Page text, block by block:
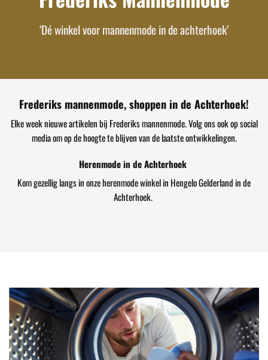
‘Dé winkel voor mannenmode in de achterhoek’
Frederiks mannenmode, shoppen in de Achterhoek!
Elke week nieuwe artikelen bij Frederiks mannenmode. Volg ons ook op social
media om op de hoogte te blijven van de laatste ontwikkelingen.
Herenmode in de Achterhoek
Kom gezellig langs in onze herenmode winkel in Hengelo Gelderland in de
Achterhoek.